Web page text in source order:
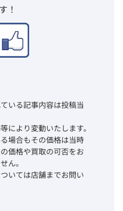
！
いる記事内容は投稿当
により変動いたします。
場合もその価格は当時
価格や買取の可否をお
ん。
いては店舗までお問い